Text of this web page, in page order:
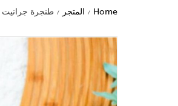
Home
/ المتجر / طنجرة جرانيت 26سم اسود